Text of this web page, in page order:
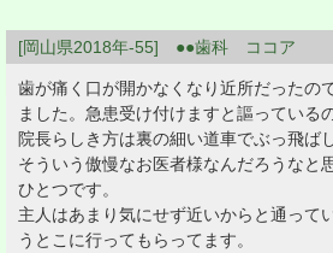
[岡山県2018年-55] ●●歯科 ココア
歯が痛く口が開かなくなり近所だったの
ました。急患受け付けますと謳っている
院長らしき方は裏の細い道車でぶっ飛ば
そういう傲慢なお医者様なんだろうなと
ひとつです。
主人はあまり気にせず近いからと通って
うとこに行ってもらってます。